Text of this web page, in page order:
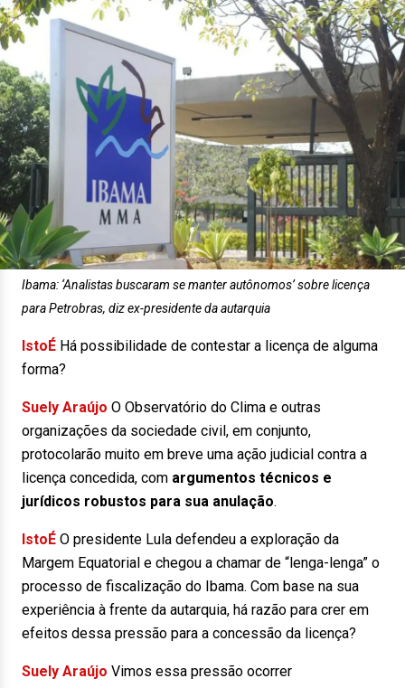
Ibama: ‘Analistas buscaram se manter autônomos’ sobre licença
para Petrobras, diz ex-presidente da autarquia
IstoÉ Há possibilidade de contestar a licença de alguma
forma?
Suely Araújo O Observatório do Clima e outras
organizações da sociedade civil, em conjunto,
protocolarão muito em breve uma ação judicial contra a
licença concedida, com argumentos técnicos e
jurídicos robustos para sua anulação.
IstoÉ O presidente Lula defendeu a exploração da
Margem Equatorial e chegou a chamar de “lenga-lenga” o
processo de fiscalização do Ibama. Com base na sua
experiência à frente da autarquia, há razão para crer em
efeitos dessa pressão para a concessão da licença?
Suely Araújo Vimos essa pressão ocorrer